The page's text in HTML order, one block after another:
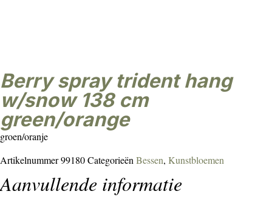
berry spray trident hang
w/snow 138 cm
green/orange
groen/oranje
Artikelnummer99180Categorieën Bessen, Kunstbloemen
Aanvullende informatie